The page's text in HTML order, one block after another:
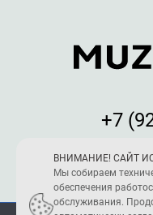
+7
Мы
ВНИМАНИЕ! САЙТ
Мы собираем
обеспечения
обслуживания.